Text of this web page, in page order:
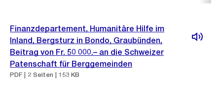
Finanzdepartement, Humanitäre Hilfe im
Inland, Bergsturz in Bondo, Graubünden,
Beitrag von Fr. 50 000.– an die Schweizer
Patenschaft für Berggemeinden
PDF | 2 Seiten | 153 KB